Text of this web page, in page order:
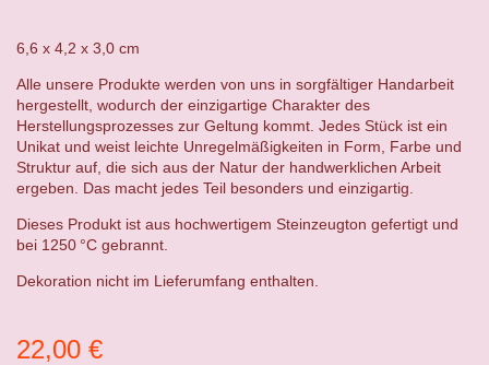
22,00 €
6,6 x 4,2 x 3,0 cm
Alle unsere Produkte werden von uns in sorgfältiger Handarbeit
hergestellt, wodurch der einzigartige Charakter des
Herstellungsprozesses zur Geltung kommt. Jedes Stück ist ein
Unikat und weist leichte Unregelmäßigkeiten in Form, Farbe und
Struktur auf, die sich aus der Natur der handwerklichen Arbeit
ergeben. Das macht jedes Teil besonders und einzigartig.
Dieses Produkt ist aus hochwertigem Steinzeugton gefertigt und
bei 1250 °C gebrannt.
Dekoration nicht im Lieferumfang enthalten.